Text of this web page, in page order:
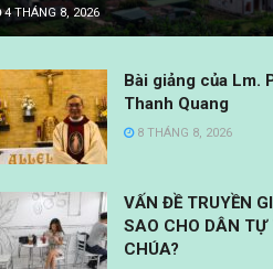
4 THÁNG 8, 2026
Bài giảng của Lm.
Thanh Quang
8 THÁNG 8, 2026
VẤN ĐỀ TRUYỀN
SAO CHO DÂN TỰ
CHÚA?